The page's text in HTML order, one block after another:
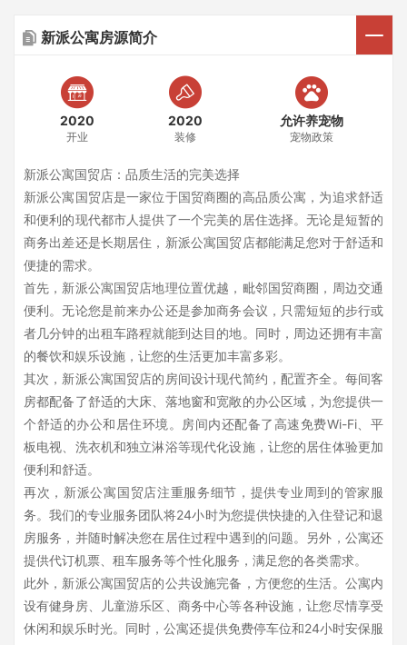
新派公寓房源简介
2020
开业
2020
装修
允许养宠物
宠物政策
新派公寓国贸店：品质生活的完美选择
新派公寓国贸店是一家位于国贸商圈的高品质公寓，为追求舒适
和便利的现代都市人提供了一个完美的居住选择。无论是短暂的
商务出差还是长期居住，新派公寓国贸店都能满足您对于舒适和
便捷的需求。
首先，新派公寓国贸店地理位置优越，毗邻国贸商圈，周边交通
便利。无论您是前来办公还是参加商务会议，只需短短的步行或
者几分钟的出租车路程就能到达目的地。同时，周边还拥有丰富
的餐饮和娱乐设施，让您的生活更加丰富多彩。
其次，新派公寓国贸店的房间设计现代简约，配置齐全。每间客
房都配备了舒适的大床、落地窗和宽敞的办公区域，为您提供一
个舒适的办公和居住环境。房间内还配备了高速免费Wi-Fi、平
板电视、洗衣机和独立淋浴等现代化设施，让您的居住体验更加
便利和舒适。
再次，新派公寓国贸店注重服务细节，提供专业周到的管家服
务。我们的专业服务团队将24小时为您提供快捷的入住登记和退
房服务，并随时解决您在居住过程中遇到的问题。另外，公寓还
提供代订机票、租车服务等个性化服务，满足您的各类需求。
此外，新派公寓国贸店的公共设施完备，方便您的生活。公寓内
设有健身房、儿童游乐区、商务中心等各种设施，让您尽情享受
休闲和娱乐时光。同时，公寓还提供免费停车位和24小时安保服